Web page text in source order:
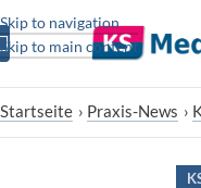
Skip to navigation
Skip to main content
Startseite › Praxis-News ›